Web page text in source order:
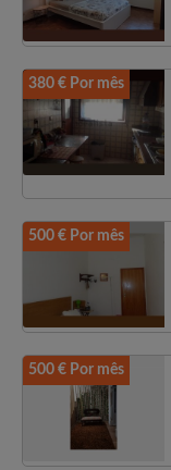
380 € Por mês
500 € Por mês
500 € Por mês